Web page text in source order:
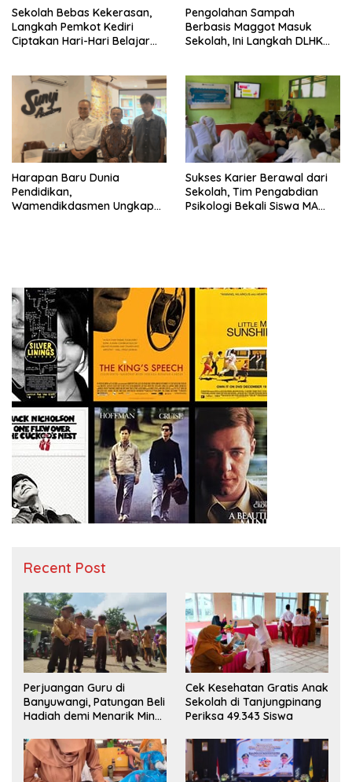
Sekolah Bebas Kekerasan,
Langkah Pemkot Kediri
Ciptakan Hari-Hari Belajar
Pengolahan Sampah
Berbasis Maggot Masuk
Sekolah, Ini Langkah DLHK
Harapan Baru Dunia
Pendidikan,
Wamendikdasmen Ungkap
Sukses Karier Berawal dari
Sekolah, Tim Pengabdian
Psikologi Bekali Siswa MA
Recent Post
Perjuangan Guru di
Banyuwangi, Patungan Beli
Hadiah demi Menarik Minat
Cek Kesehatan Gratis Anak
Sekolah di Tanjungpinang
Periksa 49.343 Siswa